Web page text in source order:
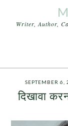
Writer, Author,
SEPTEMBER 6,
दिखावा